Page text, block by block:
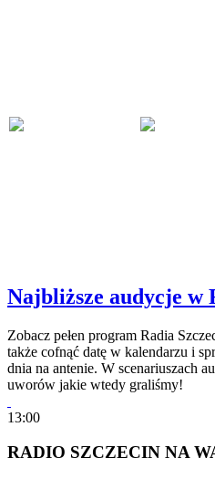
Najbliższe audycje w
Zobacz pełen program Radia
także cofnąć datę w kalendarzu i
dnia na antenie. W scenariuszach
uworów jakie wtedy graliśmy!
13:00
RADIO SZCZECIN NA